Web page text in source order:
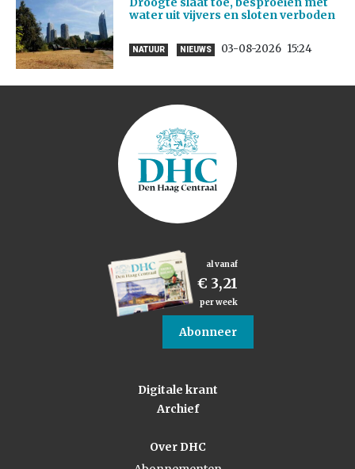
water uit vijvers en sloten verboden
NATUUR NIEUWS 03-08-2026 15:24
al vanaf
€ 3,21
per week
Abonneer
Digitale krant
Archief
Over DHC